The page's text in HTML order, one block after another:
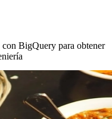
BigQuery para obtener